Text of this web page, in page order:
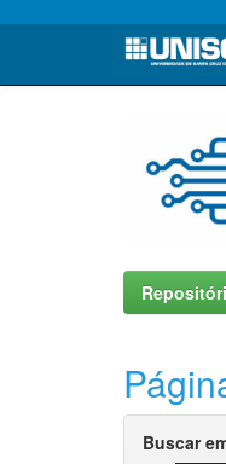
Skip
Buscar